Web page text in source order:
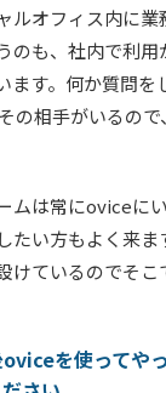
ルオフィス内に
のも、社内で利用
ます。何か質問を
の相手がいるの
ムは常にoviceに
たい方もよく来
けているのでそこ
を使ってや